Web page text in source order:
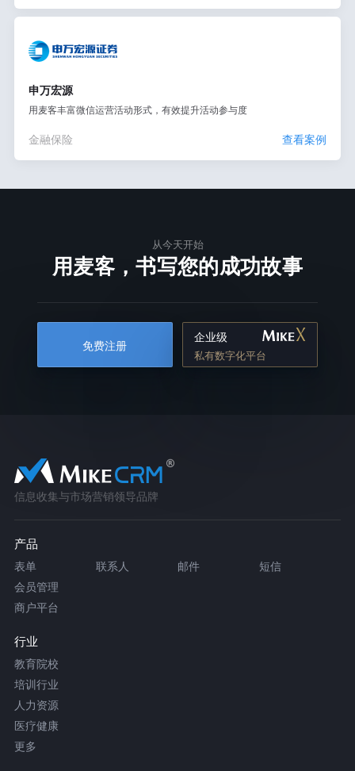
申万宏源
用麦客丰富微信运营活动形式，有效提升活动参与度
金融保险 查看案例
从今天开始
用麦客，书写您的成功故事
免费注册
企业级
私有数字化平台
信息收集与市场营销领导品牌
产品
表单 联系人 邮件
短信
会员管理
商户平台
行业
教育院校
培训行业
人力资源
医疗健康
更多